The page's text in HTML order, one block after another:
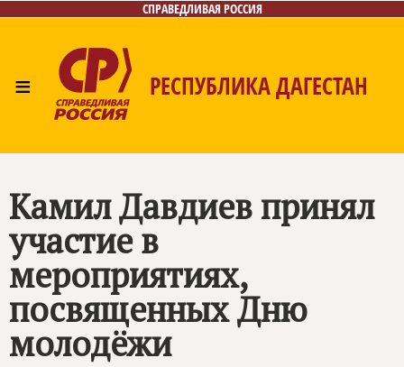
СПРАВЕДЛИВАЯ РОССИЯ
≡ РЕСПУБЛИКА ДАГЕСТАН
Камил Давдиев принял
участие в
мероприятиях,
посвященных Дню
молодёжи